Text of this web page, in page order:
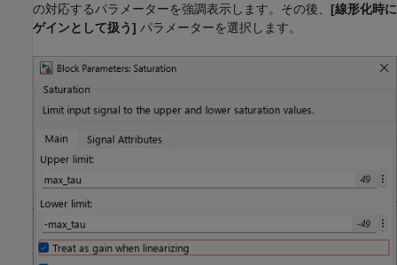
の対応するパラメーターを強調表示します。その後、 [線形化時に
ゲインとして扱う] パラメーターを選択します。